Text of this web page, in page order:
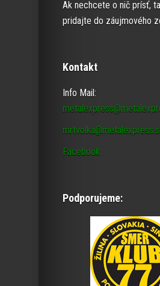
Ak nechcete o nič prísť,
pridajte do záujmového
Kontakt
Info Mail:
Facebook
Podporujeme: